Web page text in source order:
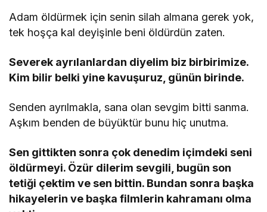
Adam öldürmek için senin silah almana gerek yok,
tek hoşça kal deyişinle beni öldürdün zaten.
Severek ayrılanlardan diyelim biz birbirimize.
Kim bilir belki yine kavuşuruz, günün birinde.
Senden ayrılmakla, sana olan sevgim bitti sanma.
Aşkım benden de büyüktür bunu hiç unutma.
Sen gittikten sonra çok denedim içimdeki seni
öldürmeyi. Özür dilerim sevgili, bugün son
tetiği çektim ve sen bittin. Bundan sonra başka
hikayelerin ve başka filmlerin kahramanı olma